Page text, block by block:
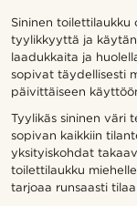
Sininen toilettilaukku
tyylikkyyttä ja
laadukkaita ja
sopivat täydellisesti
päivittäiseen
Tyylikäs sininen väri
sopivan kaikkiin
yksityiskohdat
toilettilaukku
tarjoaa runsaasti